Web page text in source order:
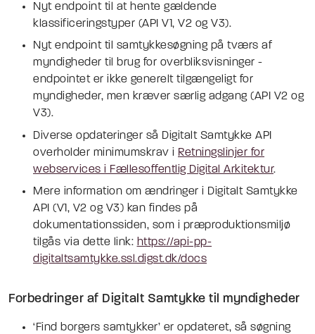
Nyt endpoint til at hente gældende
klassificeringstyper (API V1, V2 og V3).
Nyt endpoint til samtykkesøgning på tværs af
myndigheder til brug for overbliksvisninger -
endpointet er ikke generelt tilgængeligt for
myndigheder, men kræver særlig adgang (API V2 og
V3).
Diverse opdateringer så Digitalt Samtykke API
overholder minimumskrav i Retningslinjer for
webservices i Fællesoffentlig Digital Arkitektur.
Mere information om ændringer i Digitalt Samtykke
API (V1, V2 og V3) kan findes på
dokumentationssiden, som i præproduktionsmiljø
tilgås via dette link: https://api-pp-
digitaltsamtykke.ssl.digst.dk/docs
Forbedringer af Digitalt Samtykke til myndigheder
‘Find borgers samtykker’ er opdateret, så søgning